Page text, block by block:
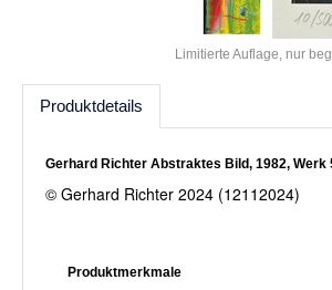
Limitierte Auflage, nur
Produktdetails
Gerhard Richter Abstraktes Bild, 1982,
© Gerhard Richter 2024 (12112024)
Produktmerkmale